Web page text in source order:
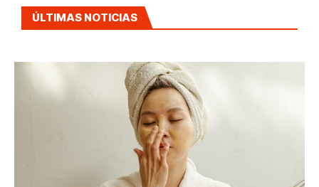
ÚLTIMAS NOTICIAS